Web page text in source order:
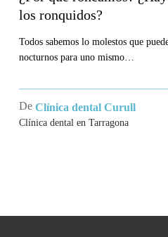
los ronquidos?
Todos sabemos lo molestos que
nocturnos para uno mismo…
De Clínica dental Curull
Clínica dental en Tarragona